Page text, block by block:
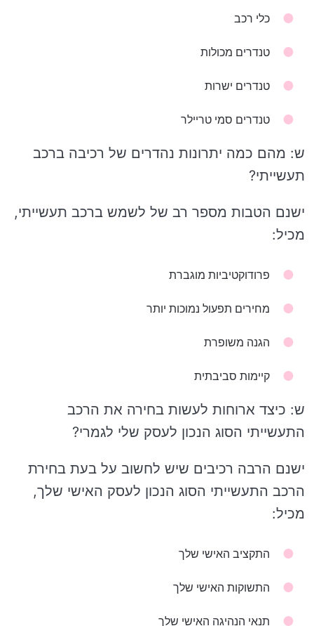
כלי רכב
טנדרים מכולות
טנדרים ישרות
טנדרים סמי טריילר
ש: מהם כמה יתרונות נהדרים של רכיבה ברכב
תעשייתי?
ישנם הטבות מספר רב של לשמש ברכב תעשייתי,
מכיל:
פרודוקטיביות מוגברת
מחירים תפעול נמוכות יותר
הגנה משופרת
קיימות סביבתית
ש: כיצד ארוחות לעשות בחירה את הרכב
התעשייתי הסוג הנכון לעסק שלי לגמרי?
ישנם הרבה רכיבים שיש לחשוב על בעת ​​בחירת
הרכב התעשייתי הסוג הנכון לעסק האישי שלך,
מכיל:
התקציב האישי שלך
התשוקות האישי שלך
תנאי הנהיגה האישי שלך